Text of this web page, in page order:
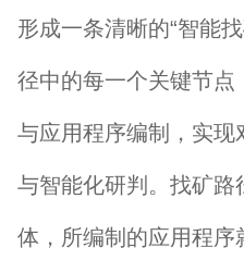
形成一条清晰的“智能
径中的每一个关键节
与应用程序编制，实现
与智能化研判。找矿
体，所编制的应用程序